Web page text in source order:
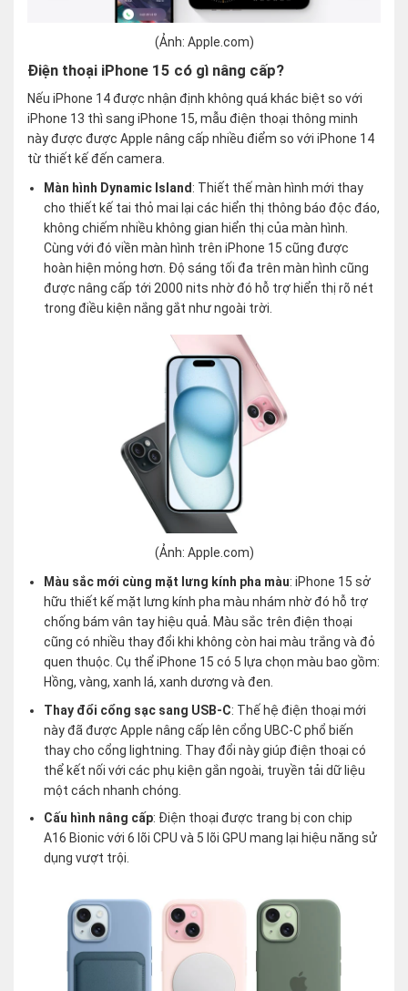
(Ảnh: Apple.com)
Điện thoại iPhone 15 có gì nâng cấp?
Nếu iPhone 14 được nhận định không quá khác biệt so với
iPhone 13 thì sang iPhone 15, mẫu điện thoại thông minh
này được được Apple nâng cấp nhiều điểm so với iPhone 14
từ thiết kế đến camera.
Màn hình Dynamic Island : Thiết thế màn hình mới thay
cho thiết kế tai thỏ mai lại các hiển thị thông báo độc đáo,
không chiếm nhiều không gian hiển thị của màn hình.
Cùng với đó viền màn hình trên iPhone 15 cũng được
hoàn hiện mỏng hơn. Độ sáng tối đa trên màn hình cũng
được nâng cấp tới 2000 nits nhờ đó hỗ trợ hiển thị rõ nét
trong điều kiện nắng gắt như ngoài trời.
(Ảnh: Apple.com)
Màu sắc mới cùng mặt lưng kính pha màu: iPhone 15 sở
hữu thiết kế mặt lưng kính pha màu nhám nhờ đó hỗ trợ
chống bám vân tay hiệu quả. Màu sắc trên điện thoại
cũng có nhiều thay đổi khi không còn hai màu trắng và đỏ
quen thuộc. Cụ thể iPhone 15 có 5 lựa chọn màu bao gồm:
Hồng, vàng, xanh lá, xanh dương và đen.
Thay đổi cổng sạc sang USB-C: Thế hệ điện thoại mới
này đã được Apple nâng cấp lên cổng UBC-C phổ biến
thay cho cổng lightning. Thay đổi này giúp điện thoại có
thể kết nối với các phụ kiện gắn ngoài, truyền tải dữ liệu
một cách nhanh chóng.
Cấu hình nâng cấp: Điện thoại được trang bị con chip
A16 Bionic với 6 lõi CPU và 5 lõi GPU mang lại hiệu năng sử
dụng vượt trội.